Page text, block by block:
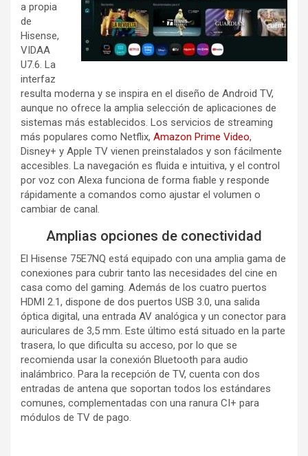
a propia
de
Hisense,
VIDAA
U7.6. La
interfaz
resulta moderna y se inspira en el diseño de Android TV,
aunque no ofrece la amplia selección de aplicaciones de
sistemas más establecidos. Los servicios de streaming
más populares como Netflix, Amazon Prime Video,
Disney+ y Apple TV vienen preinstalados y son fácilmente
accesibles. La navegación es fluida e intuitiva, y el control
por voz con Alexa funciona de forma fiable y responde
rápidamente a comandos como ajustar el volumen o
cambiar de canal.
Amplias opciones de conectividad
El Hisense 75E7NQ está equipado con una amplia gama de
conexiones para cubrir tanto las necesidades del cine en
casa como del gaming. Además de los cuatro puertos
HDMI 2.1, dispone de dos puertos USB 3.0, una salida
óptica digital, una entrada AV analógica y un conector para
auriculares de 3,5 mm. Este último está situado en la parte
trasera, lo que dificulta su acceso, por lo que se
recomienda usar la conexión Bluetooth para audio
inalámbrico. Para la recepción de TV, cuenta con dos
entradas de antena que soportan todos los estándares
comunes, complementadas con una ranura CI+ para
módulos de TV de pago.